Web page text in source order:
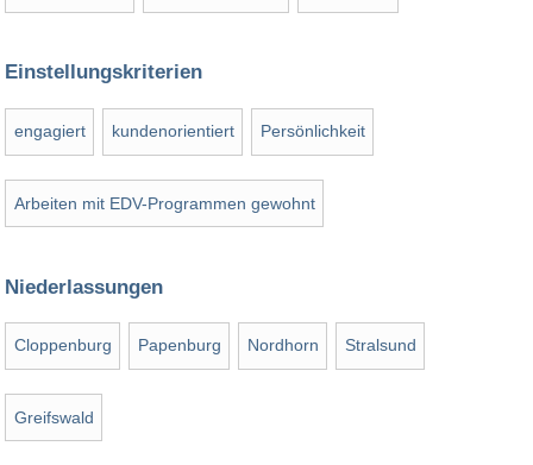
Einstellungskriterien
engagiert kundenorientiert Persönlichkeit
Arbeiten mit EDV-Programmen gewohnt
Niederlassungen
Cloppenburg Papenburg Nordhorn Stralsund
Greifswald